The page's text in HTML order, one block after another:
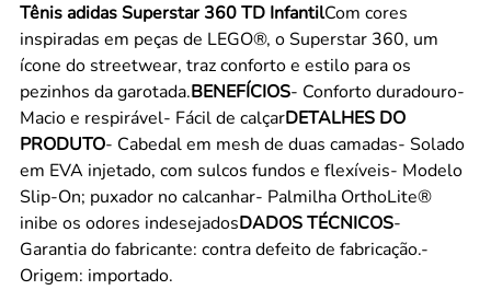
Tênis adidas Superstar 360 TD InfantilCom cores
inspiradas em peças de LEGO®, o Superstar 360, um
ícone do streetwear, traz conforto e estilo para os
pezinhos da garotada.BENEFÍCIOS- Conforto duradouro-
Macio e respirável- Fácil de calçarDETALHES DO
PRODUTO- Cabedal em mesh de duas camadas- Solado
em EVA injetado, com sulcos fundos e flexíveis- Modelo
Slip-On; puxador no calcanhar- Palmilha OrthoLite®
inibe os odores indesejadosDADOS TÉCNICOS-
Garantia do fabricante: contra defeito de fabricação.-
Origem: importado.